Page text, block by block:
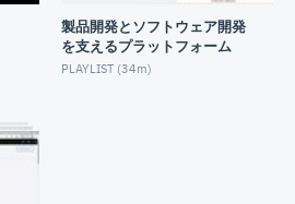
ザー別活用デモ】データ管理
排出量データのパフォーマンス分析
製品開発とソフトウェア開発
を支えるプラットフォーム
PLAYLIST (34m)